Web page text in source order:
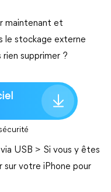
maintenant et
le stockage externe
rien supprimer ?
USB > Si vous y êtes
sur votre iPhone pour